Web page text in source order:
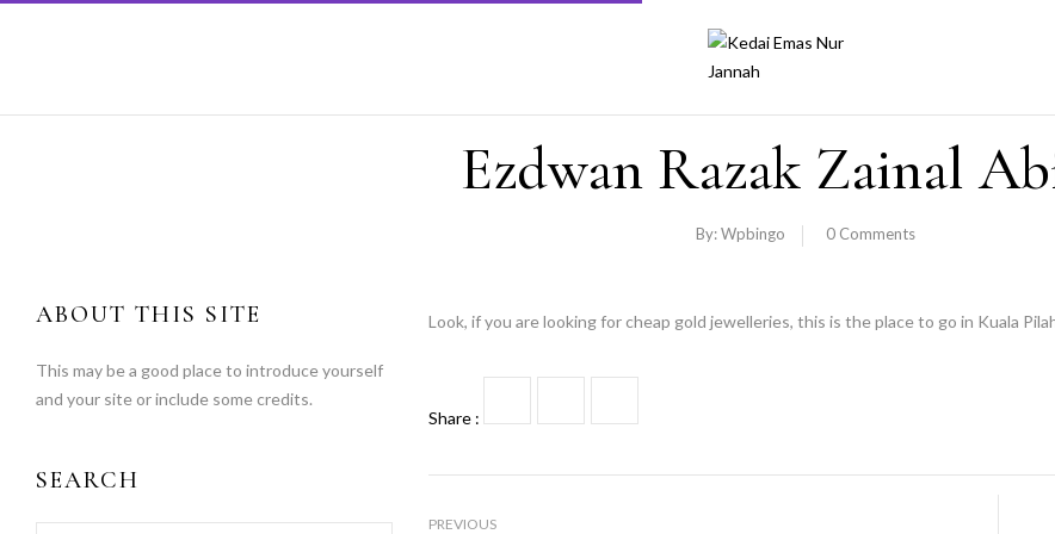
Ezdwan Razak Zainal
By:Wpbingo 0Comments
ABOUT THIS SITE
This may be a good place to introduce yourself
and your site or include some credits.
SEARCH
Look, if you are looking for cheap gold jewelleries, this is the place to go in Kuala
Share :
PREVIOUS